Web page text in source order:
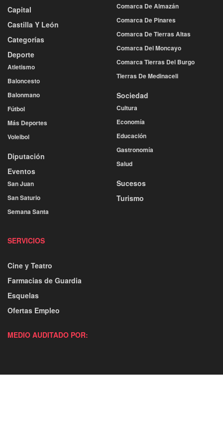
Capital
Castilla Y León
Categorías
Deporte
Atletismo
Baloncesto
Balonmano
Fútbol
Más Deportes
Voleibol
Diputación
Eventos
San Juan
San Saturio
Semana Santa
Comarca De Almazán
Comarca De Pinares
Comarca De Tierras Altas
Comarca Del Moncayo
Comarca Tierras Del Burgo
Tierras De Medinaceli
Sociedad
Cultura
Economía
Educación
Gastronomía
Salud
Sucesos
Turismo
SERVICIOS
Cine y Teatro
Farmacias de Guardia
Esquelas
Ofertas Empleo
MEDIO AUDITADO POR: